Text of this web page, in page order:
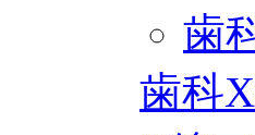
歯
歯科